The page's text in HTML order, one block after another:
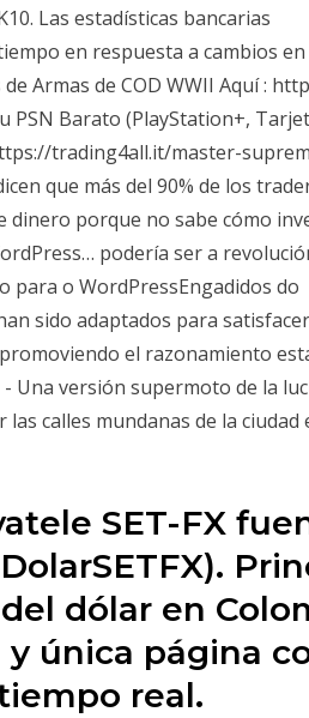
Las estadísticas bancarias
en respuesta a cambios en
Armas de COD WWII Aquí :
PSN Barato (PlayStation+,
trading4all.it/master-
que más del 90% de los
dinero porque no sabe cómo
podería ser a
para o WordPressEngadidos do
sido adaptados para
el razonamiento
Una versión supermoto de la
calles mundanas de la ciudad
SET-FX
dólar en
única página
real.